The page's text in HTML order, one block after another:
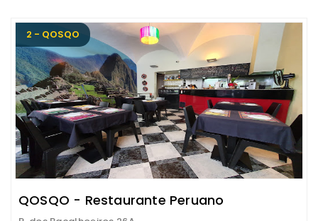
2 - QOSQO
QOSQO - Restaurante Peruano